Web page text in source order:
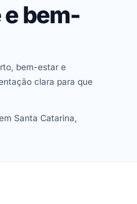
bem-
bem-estar e
clara para que
Santa Catarina,